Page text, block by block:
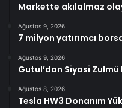
Markette akılalmaz
Ağustos 9, 2026
7 milyon yatırımcı
Ağustos 9, 2026
Gutul’dan Siyasi
Ağustos 8, 2026
Tesla HW3 Donanım